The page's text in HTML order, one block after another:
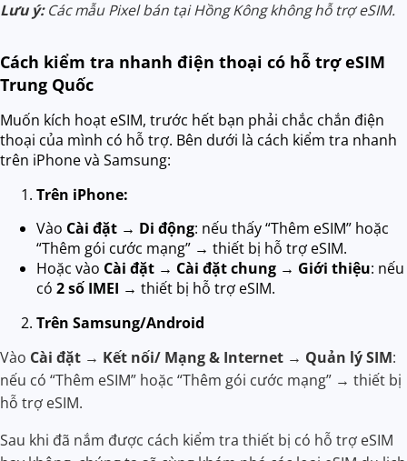
Lưu ý:Các mẫu Pixel bán tại Hồng Kông không hỗ trợ eSIM.
Cách kiểm tra nhanh điện thoại có hỗ trợ eSIM
Trung Quốc
Muốn kích hoạt eSIM, trước hết bạn phải chắc chắn điện
thoại của mình có hỗ trợ. Bên dưới là cách kiểm tra nhanh
trên iPhone và Samsung:
Trên iPhone:
Vào Cài đặt → Di động: nếu thấy “Thêm eSIM” hoặc
“Thêm gói cước mạng” → thiết bị hỗ trợ eSIM.
Hoặc vào Cài đặt → Cài đặt chung → Giới thiệu: nếu
có 2 số IMEI → thiết bị hỗ trợ eSIM.
Trên Samsung/Android
Vào Cài đặt → Kết nối/ Mạng & Internet → Quản lý SIM:
nếu có “Thêm eSIM” hoặc “Thêm gói cước mạng” → thiết bị
hỗ trợ eSIM.
Sau khi đã nắm được cách kiểm tra thiết bị có hỗ trợ eSIM